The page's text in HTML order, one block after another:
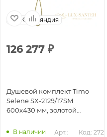
Финляндия
126 277 ₽
Душевой комплект Timo
Selene SX-2129/17SM
600x430 мм, золотой
В наличии
Арт.:
Код: 27218